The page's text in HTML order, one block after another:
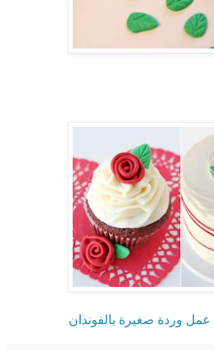
عمل وردة صغيرة بالفوندان